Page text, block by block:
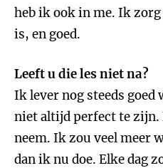
heb ik ook in me. Ik
is, en goed.
Leeft u die les niet na?
Ik lever nog steeds
niet altijd perfect te
neem. Ik zou veel meer
dan ik nu doe. Elke dag